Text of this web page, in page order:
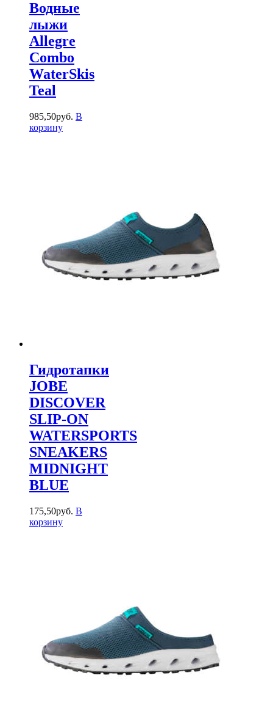
Водные
лыжи
Allegre
Combo
WaterSkis
Teal
985,50руб. В
корзину
Гидротапки
JOBE
DISCOVER
SLIP-ON
WATERSPORTS
SNEAKERS
MIDNIGHT
BLUE
175,50руб. В
корзину